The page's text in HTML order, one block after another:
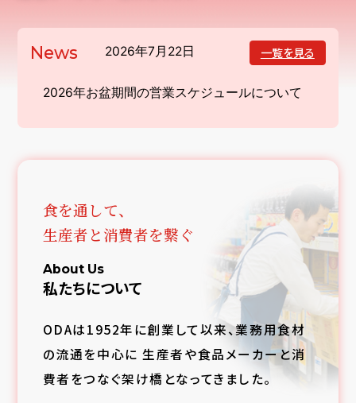
News 一覧を見る
2026年7月22日
2026年お盆期間の営業スケジュールについて
食を通して、
生産者と消費者を繋ぐ
About Us
私たちについて
ODAは1952年に創業して以来、業務用食材
の流通を中心に 生産者や食品メーカーと消
費者をつなぐ架け橋となってきました。